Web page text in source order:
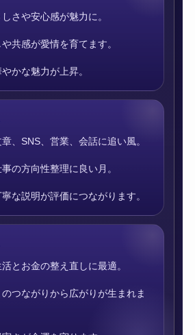
さや安心感が魅力に。
共感が愛情を育てます。
かな魅力が上昇。
、SNS、営業、会話に追い風。
の方向性整理に良い月。
な説明が評価につながります。
とお金の整え直しに最適。
つながりから広がりが生まれま